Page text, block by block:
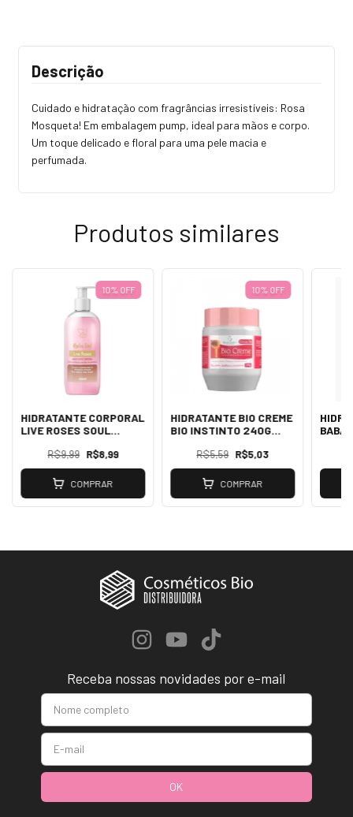
Descrição
Cuidado e hidratação com fragrâncias irresistíveis: Rosa
Mosqueta! Em embalagem pump, ideal para mãos e corpo.
Um toque delicado e floral para uma pele macia e
perfumada.
Produtos similares
10% OFF
HIDRATANTE CORPORAL
LIVE ROSES SOUL
R$9,99 R$8,99
COMPRAR
10% OFF
HIDRATANTE BIO CREME
BIO INSTINTO 240G
R$5,59 R$5,03
COMPRAR
Receba nossas novidades por e-mail